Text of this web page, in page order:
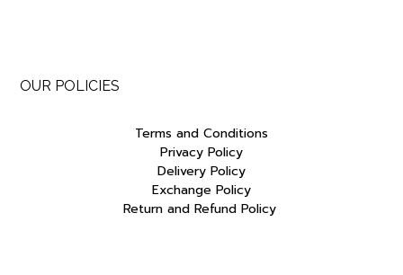
OUR POLICIES
Terms and Conditions
Privacy Policy
Delivery Policy
Exchange Policy
Return and Refund Policy